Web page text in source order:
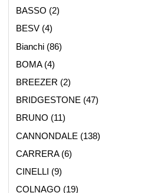
BASSO (2)
BESV(4)
Bianchi(86)
BOMA(4)
BREEZER (2)
BRIDGESTONE (47)
BRUNO (11)
CANNONDALE (138)
CARRERA(6)
CINELLI (9)
COLNAGO (19)